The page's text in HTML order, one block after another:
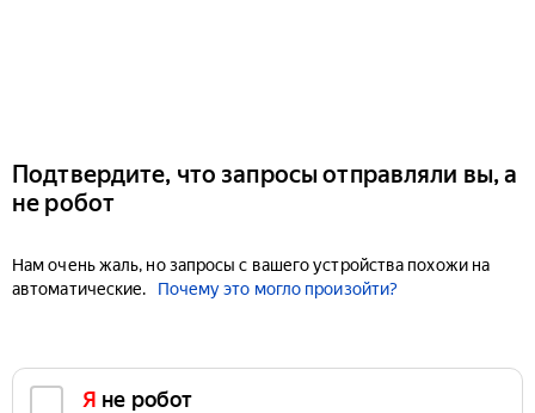
Подтвердите, что запросы отправляли вы, а
не робот
Нам очень жаль, но запросы с вашего устройства похожи на
автоматические.
Почему это могло произойти?
Я не робот